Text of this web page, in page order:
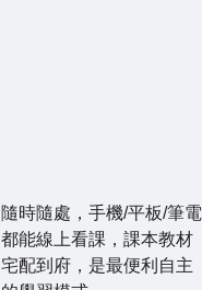
隨時隨處，手機/平板/筆電
都能線上看課，課本教材
宅配到府，是最便利自主